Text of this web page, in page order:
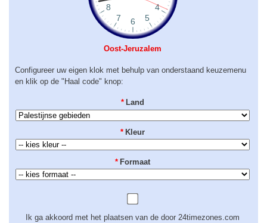
Oost-Jeruzalem
Configureer uw eigen klok met behulp van onderstaand keuzemenu
en klik op de "Haal code" knop:
* Land
* Kleur
* Formaat
Ik ga akkoord met het plaatsen van de door 24timezones.com